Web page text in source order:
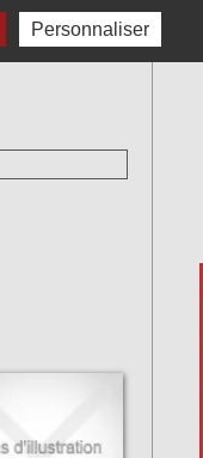
SOSTIENICI
Personnaliser